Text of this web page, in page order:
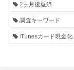
2ヶ月後返済
調査キーワード
iTunesカード現金化